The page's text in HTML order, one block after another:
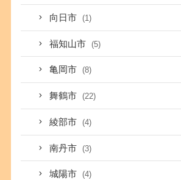
向日市 (1)
福知山市 (5)
亀岡市 (8)
舞鶴市 (22)
綾部市 (4)
南丹市 (3)
城陽市 (4)